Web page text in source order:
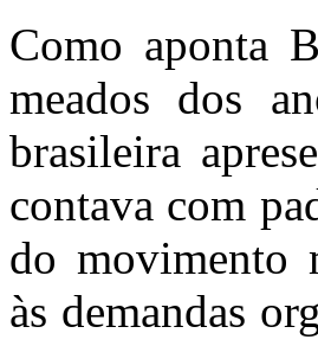
Como aponta
meados dos
brasileira
contava com
do movimento
às demandas